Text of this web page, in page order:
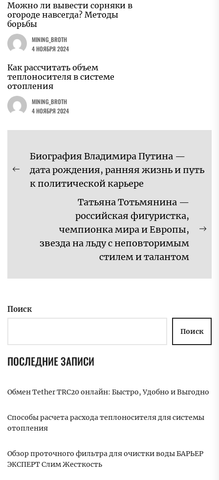
Можно ли вывести сорняки в
огороде навсегда? Методы
борьбы
MINING_BROTH
4 НОЯБРЯ 2024
Как рассчитать объем
теплоносителя в системе
отопления
MINING_BROTH
4 НОЯБРЯ 2024
Навигация
по
записям
Предыдущая
запись:
Биография Владимира Путина —
дата рождения, ранняя жизнь и путь
к политической карьере
Татьяна Тотьмянина —
российская фигуристка,
чемпионка мира и Европы,
звезда на льду с неповторимым
стилем и талантом
Поиск
Поиск
ПОСЛЕДНИЕ ЗАПИСИ
Обмен Tether TRC20 онлайн: Быстро, Удобно и Выгодно
Способы расчета расхода теплоносителя для системы
отопления
Обзор проточного фильтра для очистки воды БАРЬЕР
ЭКСПЕРТ Слим Жесткость